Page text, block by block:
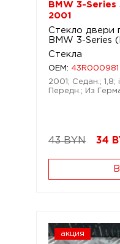
BMW 3-
2001
Стекло двери
BMW 3-Series
Стекла
OEM: 43R000981
2001; Седан.; 1,8;
Передн.; Из
43 BYN 34
акция